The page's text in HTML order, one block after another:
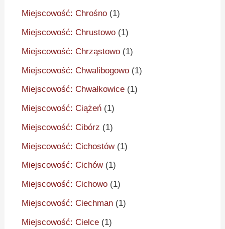
Miejscowość: Chrośno (1)
Miejscowość: Chrustowo (1)
Miejscowość: Chrząstowo (1)
Miejscowość: Chwalibogowo (1)
Miejscowość: Chwałkowice (1)
Miejscowość: Ciążeń (1)
Miejscowość: Cibórz (1)
Miejscowość: Cichostów(1)
Miejscowość: Cichów(1)
Miejscowość: Cichowo (1)
Miejscowość: Ciechman (1)
Miejscowość: Cielce (1)